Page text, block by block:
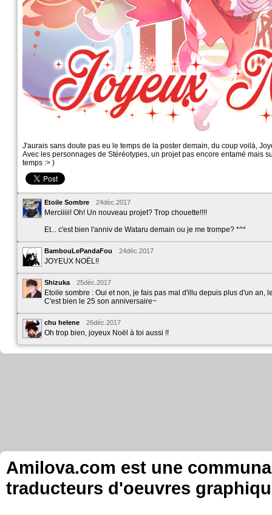
J'aurais sans doute pas eu le temps de la poster demain, du coup voilà,
Avec les personnages de Stéréotypes, un projet pas encore entamé mais
temps :> )
Etoile Sombre 24déc.2017
Merciiiii! Oh! Un nouveau projet? Trop chouette!!!!
Et... c'est bien l'anniv de Wataru demain ou je me trompe? *^*
BambouLePandaFou 24déc.2017
JOYEUX NOËL!!
Shizuka 25déc.2017
Etoile sombre : Oui et non, je fais pas mal d'illu depuis plus d'un an,
C'est bien le 25 son anniversaire~
chu helene 26déc.2017
Oh trop bien, joyeux Noël à toi aussi !!
Amilova.com est une
traducteurs d'oeuvres